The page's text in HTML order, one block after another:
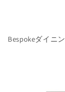
Bespokeダイニ